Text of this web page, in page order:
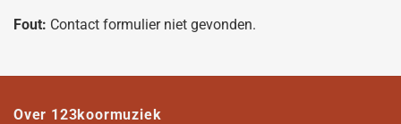
Fout: Contact formulier niet gevonden.
Over 123koormuziek